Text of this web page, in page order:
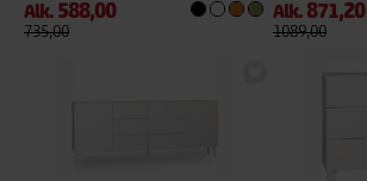
Alk. 588,00
735,00
Alk. 871,20
1089,00